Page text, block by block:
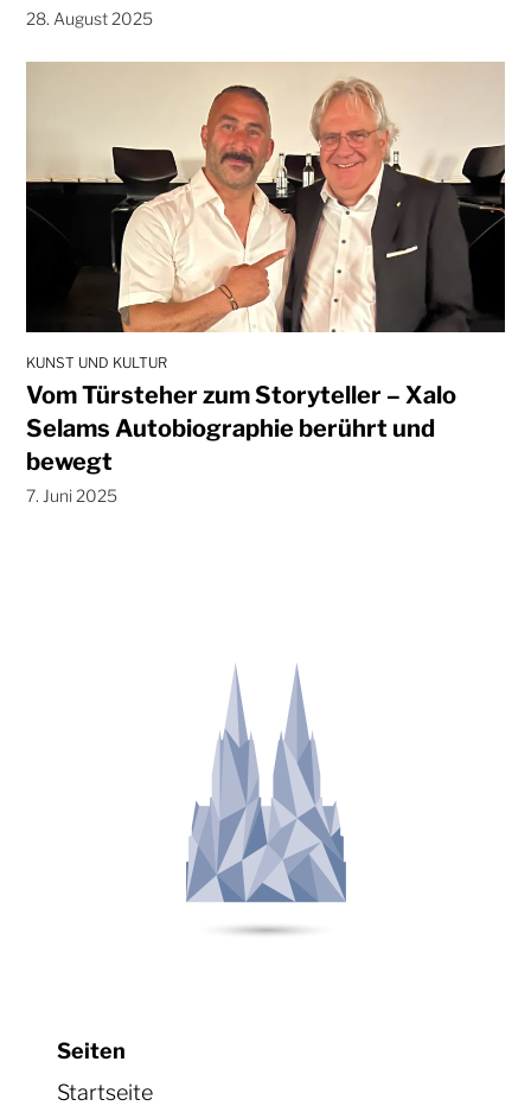
28. August 2025
KUNST UND KULTUR
Vom Türsteher zum Storyteller – Xalo
Selams Autobiographie berührt und
bewegt
7. Juni 2025
Seiten
Startseite